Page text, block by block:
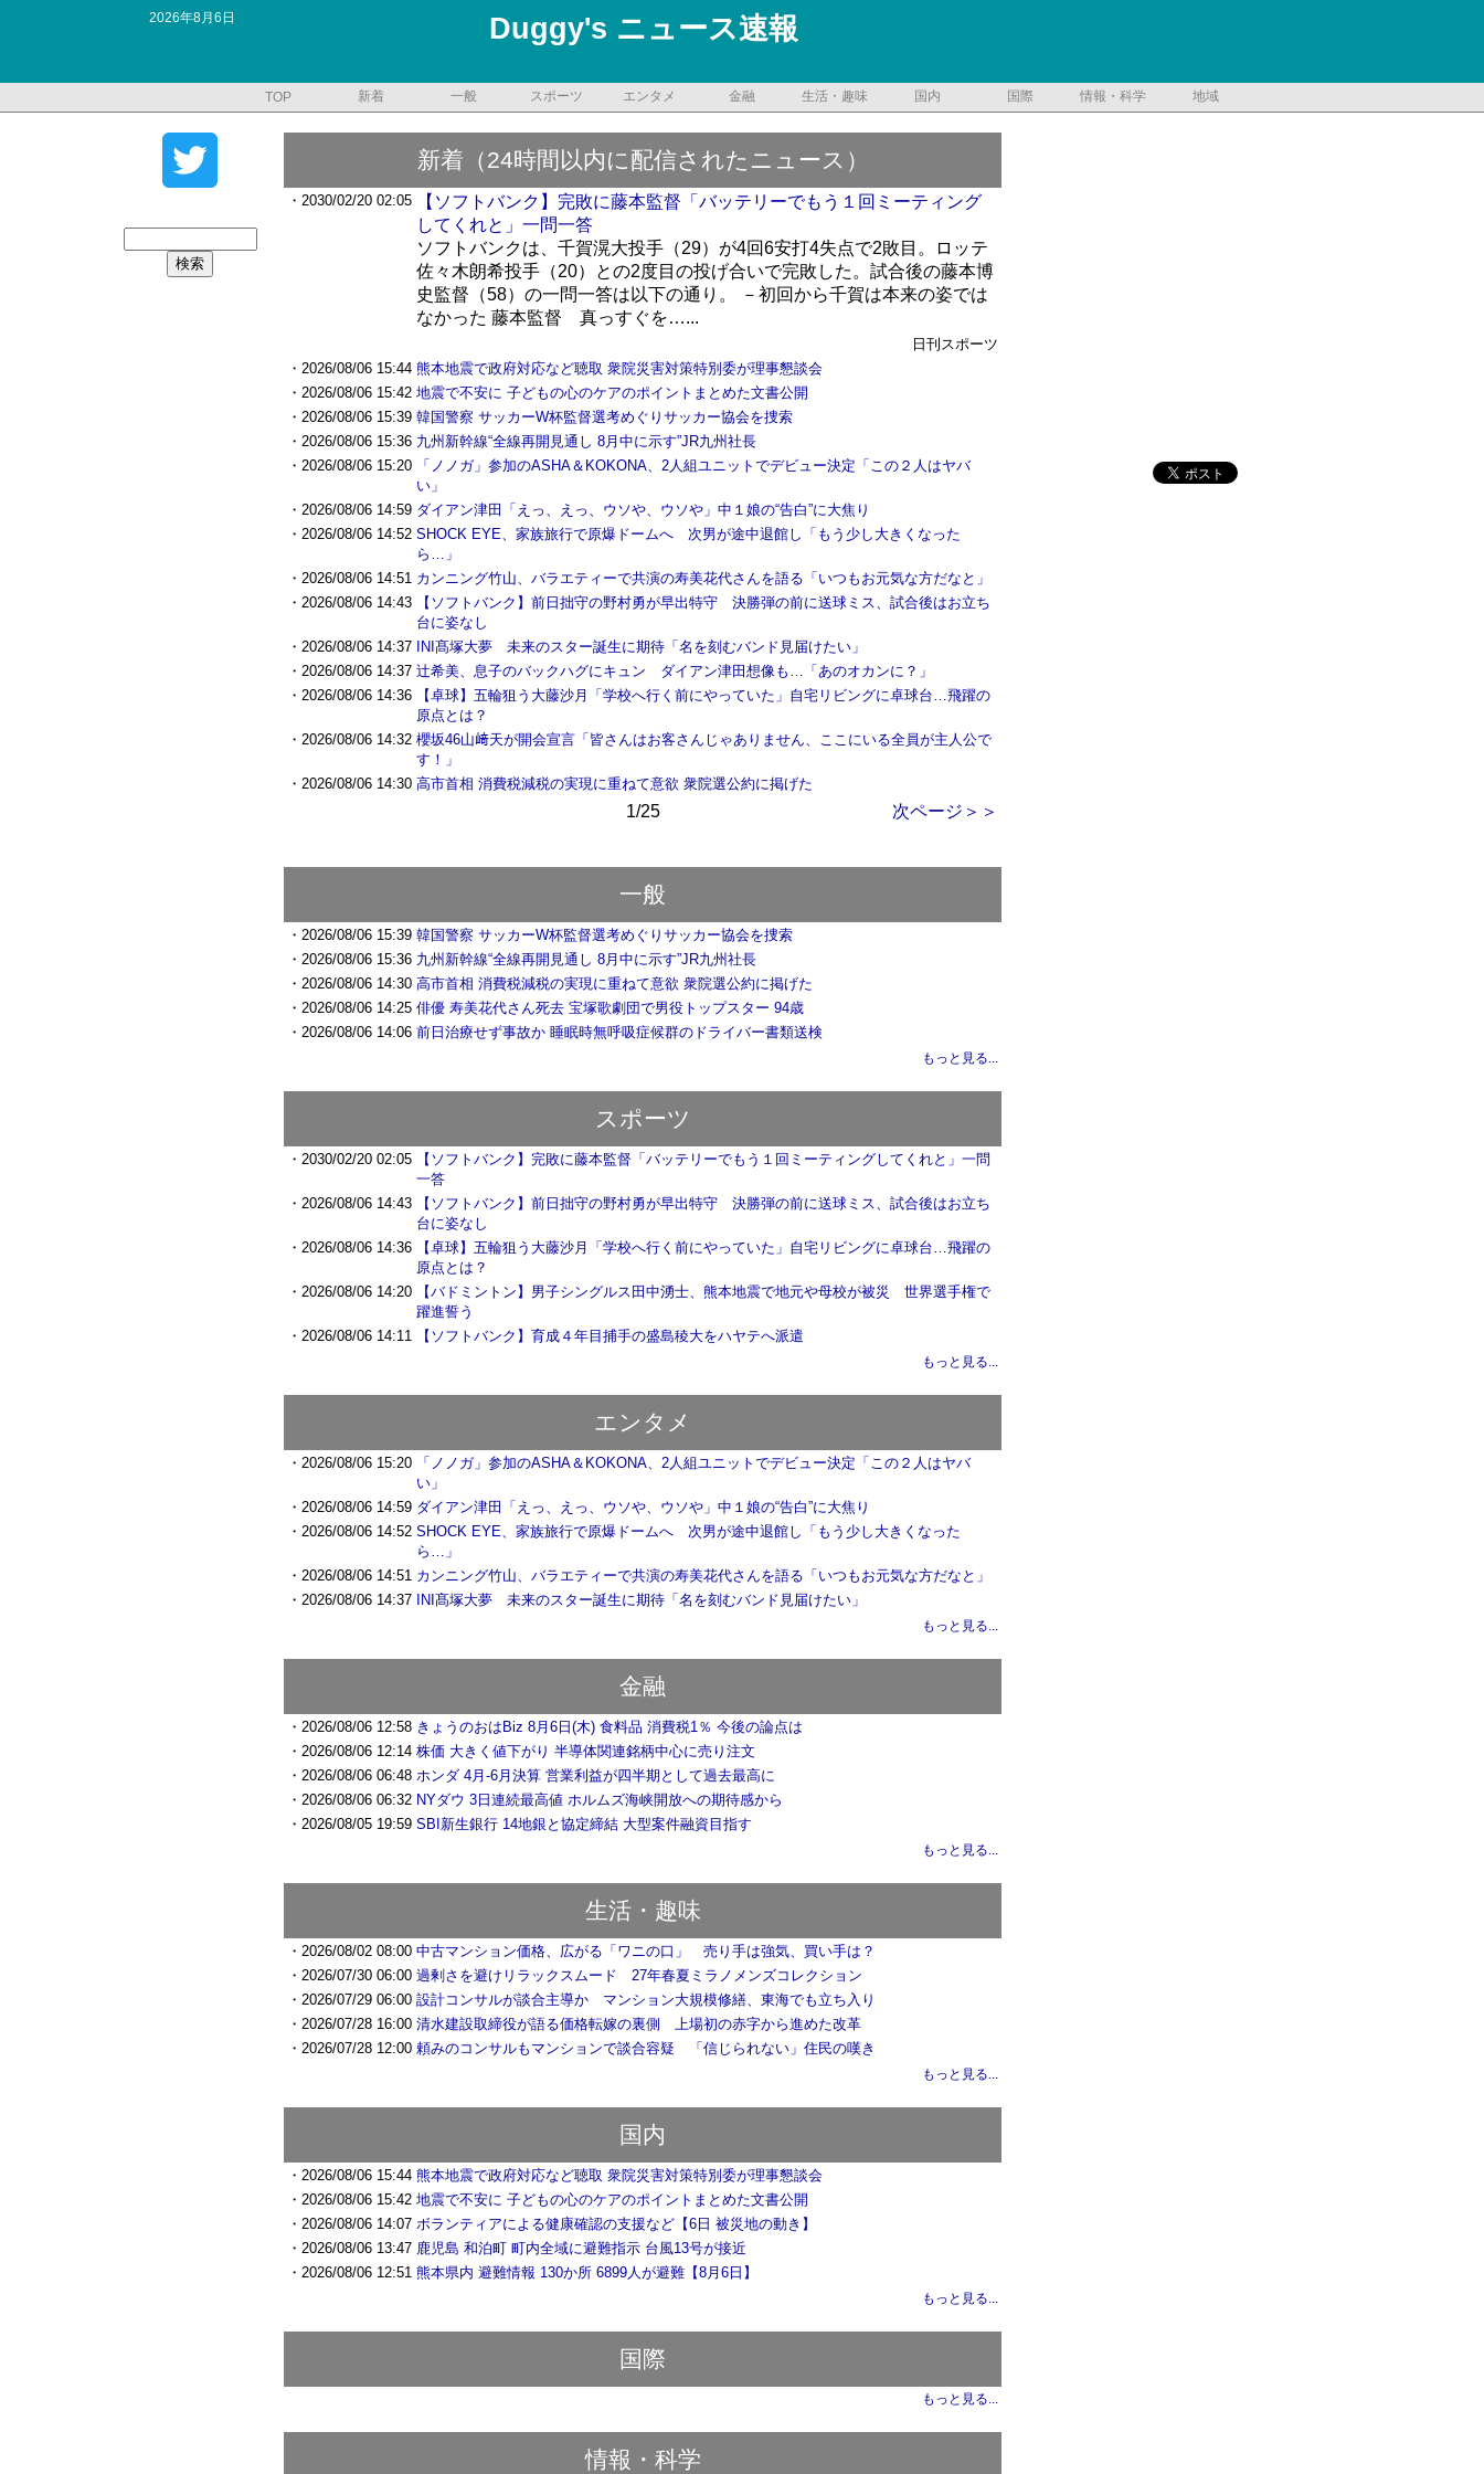
2026年8月6日 Duggy's ニュース速報
TOP 新着 一般 スポーツ エンタメ 金融 生活・趣味 国内 国際 情報・科学 地域
新着（24時間以内に配信されたニュース）
・2030/02/20 02:05
【ソフトバンク】完敗に藤本監督「バッテリーでもう１回ミーティング
してくれと」一問一答
ソフトバンクは、千賀滉大投手（29）が4回6安打4失点で2敗目。ロッテ
佐々木朗希投手（20）との2度目の投げ合いで完敗した。試合後の藤本博
史監督（58）の一問一答は以下の通り。 －初回から千賀は本来の姿では
なかった 藤本監督 真っすぐを…...
日刊スポーツ
・2026/08/06 15:44 熊本地震で政府対応など聴取 衆院災害対策特別委が理事懇談会
・2026/08/06 15:42 地震で不安に 子どもの心のケアのポイントまとめた文書公開
・2026/08/06 15:39 韓国警察 サッカーW杯監督選考めぐりサッカー協会を捜索
・2026/08/06 15:36 九州新幹線“全線再開見通し 8月中に示す”JR九州社長
・2026/08/06 15:20
「ノノガ」参加のASHA＆KOKONA、2人組ユニットでデビュー決定「この２人はヤバ
い」
・2026/08/06 14:59 ダイアン津田「えっ、えっ、ウソや、ウソや」中１娘の“告白”に大焦り
・2026/08/06 14:52 SHOCK EYE、家族旅行で原爆ドームへ 次男が途中退館し「もう少し大きくなった
ら…」
・2026/08/06 14:51 カンニング竹山、バラエティーで共演の寿美花代さんを語る「いつもお元気な方だなと」
・2026/08/06 14:43
【ソフトバンク】前日拙守の野村勇が早出特守 決勝弾の前に送球ミス、試合後はお立ち
台に姿なし
・2026/08/06 14:37
INI髙塚大夢 未来のスター誕生に期待「名を刻むバンド見届けたい」
・2026/08/06 14:37 辻希美、息子のバックハグにキュン ダイアン津田想像も…「あのオカンに？」
・2026/08/06 14:36
【卓球】五輪狙う大藤沙月「学校へ行く前にやっていた」自宅リビングに卓球台…飛躍の
原点とは？
・2026/08/06 14:32 櫻坂46山﨑天が開会宣言「皆さんはお客さんじゃありません、ここにいる全員が主人公で
す！」
・2026/08/06 14:30 高市首相 消費税減税の実現に重ねて意欲 衆院選公約に掲げた
1/25 次ページ＞＞
一般
・2026/08/06 15:39 韓国警察 サッカーW杯監督選考めぐりサッカー協会を捜索
・2026/08/06 15:36 九州新幹線“全線再開見通し 8月中に示す”JR九州社長
・2026/08/06 14:30 高市首相 消費税減税の実現に重ねて意欲 衆院選公約に掲げた
・2026/08/06 14:25 俳優 寿美花代さん死去 宝塚歌劇団で男役トップスター 94歳
・2026/08/06 14:06 前日治療せず事故か 睡眠時無呼吸症候群のドライバー書類送検
もっと見る...
スポーツ
・2030/02/20 02:05
【ソフトバンク】完敗に藤本監督「バッテリーでもう１回ミーティングしてくれと」一問
一答
・2026/08/06 14:43
【ソフトバンク】前日拙守の野村勇が早出特守 決勝弾の前に送球ミス、試合後はお立ち
台に姿なし
・2026/08/06 14:36
【卓球】五輪狙う大藤沙月「学校へ行く前にやっていた」自宅リビングに卓球台…飛躍の
原点とは？
・2026/08/06 14:20
【バドミントン】男子シングルス田中湧士、熊本地震で地元や母校が被災 世界選手権で
躍進誓う
・2026/08/06 14:11
【ソフトバンク】育成４年目捕手の盛島稜大をハヤテへ派遣
もっと見る...
エンタメ
・2026/08/06 15:20
「ノノガ」参加のASHA＆KOKONA、2人組ユニットでデビュー決定「この２人はヤバ
い」
・2026/08/06 14:59 ダイアン津田「えっ、えっ、ウソや、ウソや」中１娘の“告白”に大焦り
・2026/08/06 14:52 SHOCK EYE、家族旅行で原爆ドームへ 次男が途中退館し「もう少し大きくなった
ら…」
・2026/08/06 14:51 カンニング竹山、バラエティーで共演の寿美花代さんを語る「いつもお元気な方だなと」
・2026/08/06 14:37
INI髙塚大夢 未来のスター誕生に期待「名を刻むバンド見届けたい」
もっと見る...
金融
・2026/08/06 12:58 きょうのおはBiz 8月6日(木) 食料品 消費税1％ 今後の論点は
・2026/08/06 12:14 株価 大きく値下がり 半導体関連銘柄中心に売り注文
・2026/08/06 06:48 ホンダ 4月-6月決算 営業利益が四半期として過去最高に
・2026/08/06 06:32 NYダウ 3日連続最高値 ホルムズ海峡開放への期待感から
・2026/08/05 19:59 SBI新生銀行 14地銀と協定締結 大型案件融資目指す
もっと見る...
生活・趣味
・2026/08/02 08:00 中古マンション価格、広がる「ワニの口」 売り手は強気、買い手は？
・2026/07/30 06:00 過剰さを避けリラックスムード 27年春夏ミラノメンズコレクション
・2026/07/29 06:00 設計コンサルが談合主導か マンション大規模修繕、東海でも立ち入り
・2026/07/28 16:00 清水建設取締役が語る価格転嫁の裏側 上場初の赤字から進めた改革
・2026/07/28 12:00 頼みのコンサルもマンションで談合容疑 「信じられない」住民の嘆き
もっと見る...
国内
・2026/08/06 15:44 熊本地震で政府対応など聴取 衆院災害対策特別委が理事懇談会
・2026/08/06 15:42 地震で不安に 子どもの心のケアのポイントまとめた文書公開
・2026/08/06 14:07 ボランティアによる健康確認の支援など【6日 被災地の動き】
・2026/08/06 13:47 鹿児島 和泊町 町内全域に避難指示 台風13号が接近
・2026/08/06 12:51 熊本県内 避難情報 130か所 6899人が避難【8月6日】
もっと見る...
国際
もっと見る...
情報・科学